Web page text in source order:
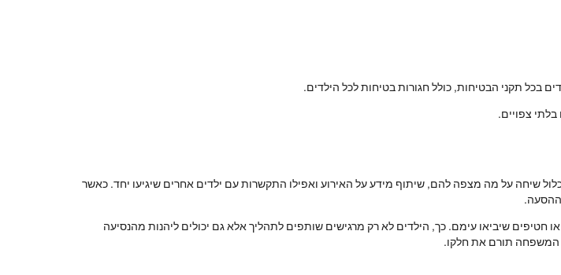
תקני הבטיחות, כולל חגורות בטיחות לכל הילדים.
צפויים.
שיחה על מה מצפה להם, שיתוף מידע על האירוע ואפילו התקשרות עם ילדים אחרים שיגיעו יחד. כאשר
ההסעה.
שיביאו עימם. כך, הילדים לא רק מרגישים שותפים לתהליך אלא גם יכולים ליהנות מהנסיעה
המשפחה תורם את חלקו.